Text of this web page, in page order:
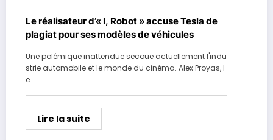
Le réalisateur d’« I, Robot » accuse Tesla de
plagiat pour ses modèles de véhicules
Une polémique inattendue secoue actuellement l'indu
strie automobile et le monde du cinéma. Alex Proyas, l
e…
Lire la suite